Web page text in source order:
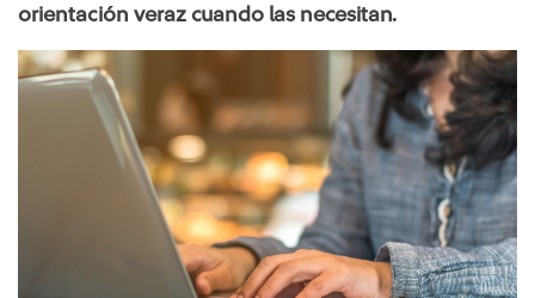
orientación veraz cuando las necesitan.